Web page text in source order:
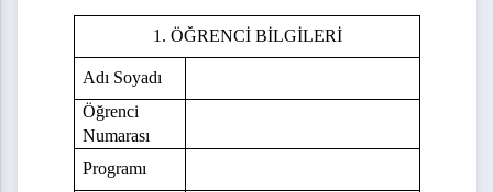
Kurum Dışı Tez Savunma Jürisi Üyelerine Spiral Ciltli Tez Teslimi Tutanağı
1. ÖĞRENCİ BİLGİLERİ
Adı Soyadı
Öğrenci
Numarası
Programı